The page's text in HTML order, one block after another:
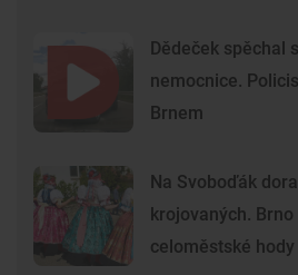
Dědeček spěchal
nemocnice.
Brnem
Na Svoboďák
krojovaných.
celoměstské hody